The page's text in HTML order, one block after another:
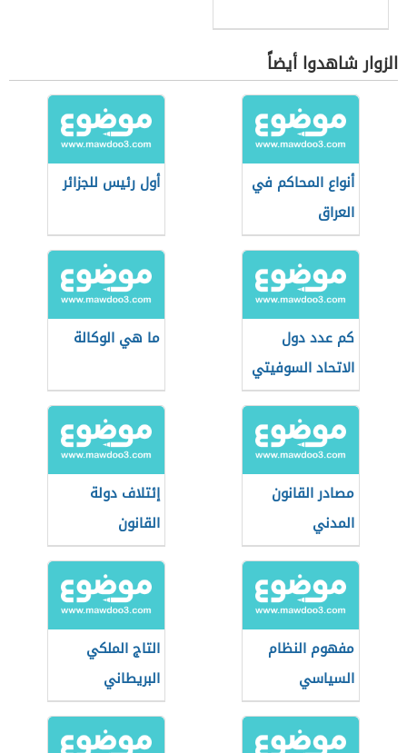
الزوار شاهدوا أيضاً
أنواع المحاكم في
العراق
أول رئيس للجزائر
كم عدد دول
الاتحاد السوفيتي
ما هي الوكالة
مصادر القانون
المدني
إئتلاف دولة
القانون
مفهوم النظام
السياسي
التاج الملكي
البريطاني